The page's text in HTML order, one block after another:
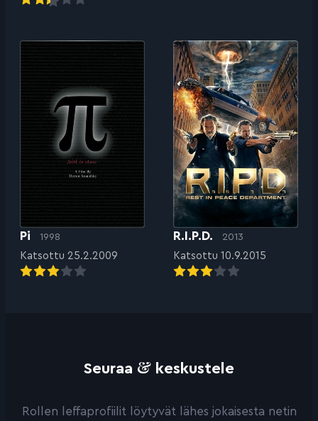
Pi 1998
Katsottu 25.2.2009
R.I.P.D. 2013
Katsottu 10.9.2015
Seuraa & keskustele
Rollen leffaprofiilit löytyvät lähes jokaisesta netin